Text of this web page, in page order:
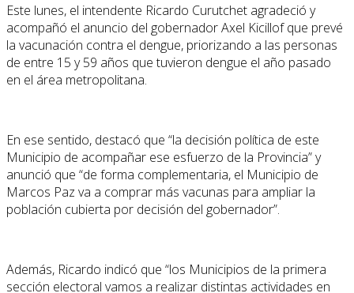
Este lunes, el intendente Ricardo Curutchet agradeció y
acompañó el anuncio del gobernador Axel Kicillof que prevé
la vacunación contra el dengue, priorizando a las personas
de entre 15 y 59 años que tuvieron dengue el año pasado
en el área metropolitana.
En ese sentido, destacó que “la decisión política de este
Municipio de acompañar ese esfuerzo de la Provincia” y
anunció que “de forma complementaria, el Municipio de
Marcos Paz va a comprar más vacunas para ampliar la
población cubierta por decisión del gobernador”.
Además, Ricardo indicó que “los Municipios de la primera
sección electoral vamos a realizar distintas actividades en